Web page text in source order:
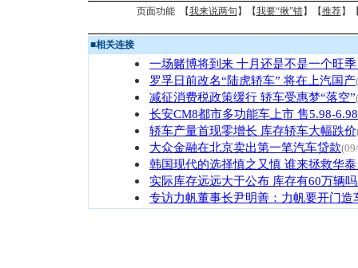
页面功能 【我来说两句 】【我要“揪”错】【推荐】
■相关连接
一场赌博将到来 十月还是不是一个旺
罗孚日前改名“陆虎轿车” 将在上汽国产
减征消费税政策缓行 轿车受惠梦“落空”
长安CM8都市多功能车上市 售5.98-
轿车产量首现零增长 库存轿车大幅跌价
大众金融在北京卖出第一笔汽车贷款
韩国现代的选择慎之又慎 谁来拯救华
实际库存远远大于公布 库存有60万辆
专访力帆董事长尹明善：力帆要开门造